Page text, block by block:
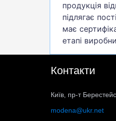
продукція
підлягає
має
етапі
Контакти
Київ, пр-т
modena@ukr.net